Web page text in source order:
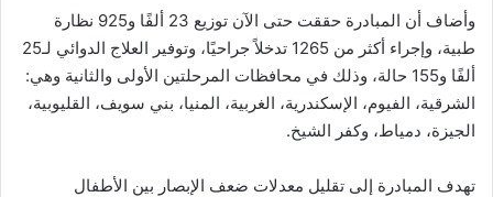
وأضاف أن المبادرة حققت حتى الآن توزيع 23 ألفًا و925 نظارة
طبية، وإجراء أكثر من 1265 تدخلاً جراحيًا، وتوفير العلاج الدوائي لـ25
ألفًا و155 حالة، وذلك في محافظات المرحلتين الأولى والثانية وهي:
الشرقية، الفيوم، الإسكندرية، الغربية، المنيا، بني سويف، القليوبية،
الجيزة، دمياط، وكفر الشيخ.
تهدف المبادرة إلى تقليل معدلات ضعف الإبصار بين الأطفال